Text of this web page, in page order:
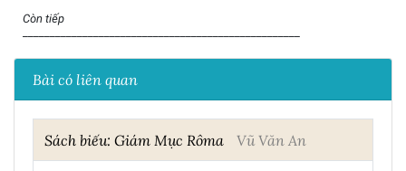
Còn tiếp
Bài có liên quan
Sách biếu: Giám Mục Rôma Vũ Văn An